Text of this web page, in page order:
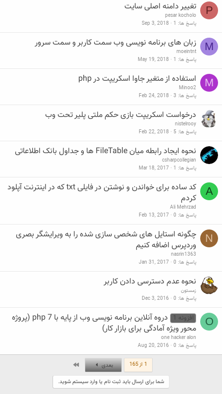
P تغییر دامنه اصلی سایت
pesar kocholo
پاسخ ها 1
Sep 3, 2018
M زبان های برنامه نویسی وب سمت کاربر و سمت سرور
moeintnt
پاسخ ها 1
May 19, 2018
M استفاده از متغیر جاوا اسکریپت در php
Minoo2
پاسخ ها 3
Feb 24, 2018
درخواست اسکریپت بازی حکم ملتی پلیر تحت وب
nistelrooy
پاسخ ها 5
Feb 22, 2018
نحوه ایجاد رابطه میان FileTable ها و جداول بانک اطلاعاتی
csharpcollegian
پاسخ ها 1
Mar 18, 2017
A
کد ساده برای خواندن و نوشتن در فایلی txt که در اینترنت آپلود
کردم
Ali Mehrzad
پاسخ ها 0
Feb 13, 2017
N
چگونه استایل های شخصی سازی شده را به ویرایشگر بصری
وردپرس اضافه کنیم
nasrin1363
پاسخ ها 0
Jan 31, 2017
نحوه عدم دسترسی دادن کاربر
زمستون
پاسخ ها 0
Dec 3, 2016
O افزونه 1
دروه آنلاین برنامه نویسی وب از پایه با php 7 (پروژه
محور ویژه آمادگی برای بازار کار)
one hacker alon
پاسخ ها 0
Aug 20, 2016
1 از 165 بعدی
شما برای ارسال باید ثبت نام یا وارد سیستم شوید.